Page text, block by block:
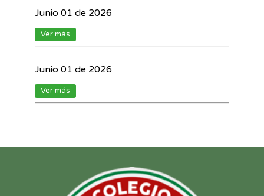
Junio 01 de 2026
Ver más
Junio 01 de 2026
Ver más